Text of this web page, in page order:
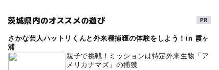
茨城県内のオススメの遊び
さかな芸人ハットリくんと外来種捕獲の体験をしよう！in 霞ヶ
浦
親子で挑戦！ミッションは特定外来生物「ア
メリカナマズ」の捕獲